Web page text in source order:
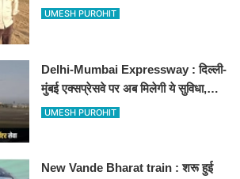
500-500 रुपए के नोट, वीडियो वायरल
UMESH PUROHIT
Delhi-Mumbai Expressway : दिल्ली-
मुंबई एक्सप्रेसवे पर अब मिलेगी ये सुविधा,
हेलीकॉप्टर सर्विस से तुरंत घायल पहुंचेगा
UMESH PUROHIT
New Vande Bharat train : शरू हुई